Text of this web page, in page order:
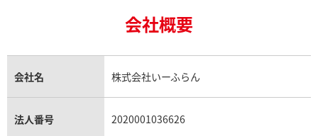
金貨買取
貴金属買取
銀・シルバー買取
パラジウム買取
トパーズ買取
タンザナイト買取
キャッツアイ買取
ロレックス エクスプローラー買取
ロレックス デイトジャスト買取
パテック フィリップノーチラス買取
ヴァシュロン・コンスタンタン買取
シャネル マトラッセ買取
セリーヌ買取
ヴァンクリーフ＆アーペル買取
ショーメ買取
ダミアーニ買取
会社概要
会社名 株式会社いーふらん
法人番号 2020001036626